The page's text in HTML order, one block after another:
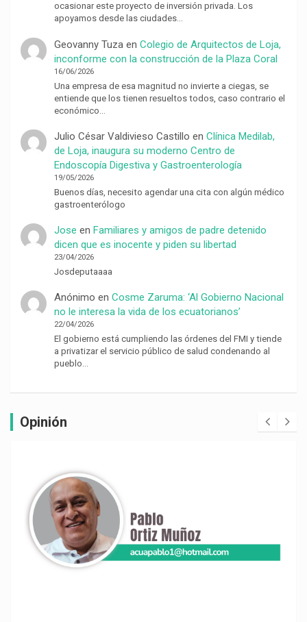
ocasionar este proyecto de inversión privada. Los
apoyamos desde las ciudades…
Geovanny Tuzaen Colegio de Arquitectos de Loja,
inconforme con la construcción de la Plaza Coral
16/06/2026
Una empresa de esa magnitud no invierte a ciegas, se
entiende que los tienen resueltos todos, caso contrario el
económico…
Julio César Valdivieso Castillo en Clínica Medilab,
de Loja, inaugura su moderno Centro de
Endoscopía Digestiva y Gastroenterología
19/05/2026
Buenos días, necesito agendar una cita con algún médico
gastroenterólogo
Jose en Familiares y amigos de padre detenido
dicen que es inocente y piden su libertad
23/04/2026
Josdeputaaaa
Anónimo en Cosme Zaruma: ‘Al Gobierno Nacional
no le interesa la vida de los ecuatorianos’
22/04/2026
El gobierno está cumpliendo las órdenes del FMI y tiende
a privatizar el servicio público de salud condenando al
pueblo…
Opinión